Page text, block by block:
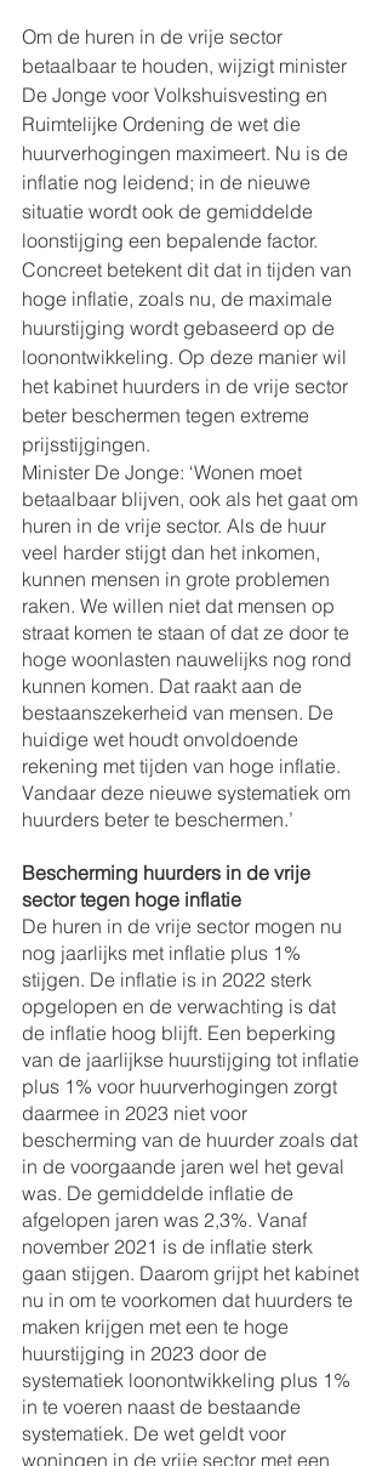
Om de huren in de vrije sector
betaalbaar te houden, wijzigt minister
De Jonge voor Volkshuisvesting en
Ruimtelijke Ordening de wet die
huurverhogingen maximeert. Nu is de
inflatie nog leidend; in de nieuwe
situatie wordt ook de gemiddelde
loonstijging een bepalende factor.
Concreet betekent dit dat in tijden van
hoge inflatie, zoals nu, de maximale
huurstijging wordt gebaseerd op de
loonontwikkeling. Op deze manier wil
het kabinet huurders in de vrije sector
beter beschermen tegen extreme
prijsstijgingen.
Minister De Jonge: ‘Wonen moet
betaalbaar blijven, ook als het gaat om
huren in de vrije sector. Als de huur
veel harder stijgt dan het inkomen,
kunnen mensen in grote problemen
raken. We willen niet dat mensen op
straat komen te staan of dat ze door te
hoge woonlasten nauwelijks nog rond
kunnen komen. Dat raakt aan de
bestaanszekerheid van mensen. De
huidige wet houdt onvoldoende
rekening met tijden van hoge inflatie.
Vandaar deze nieuwe systematiek om
huurders beter te beschermen.’
Bescherming huurders in de vrije
sector tegen hoge inflatie
De huren in de vrije sector mogen nu
nog jaarlijks met inflatie plus 1%
stijgen. De inflatie is in 2022 sterk
opgelopen en de verwachting is dat
de inflatie hoog blijft. Een beperking
van de jaarlijkse huurstijging tot inflatie
plus 1% voor huurverhogingen zorgt
daarmee in 2023 niet voor
bescherming van de huurder zoals dat
in de voorgaande jaren wel het geval
was. De gemiddelde inflatie de
afgelopen jaren was 2,3%. Vanaf
november 2021 is de inflatie sterk
gaan stijgen. Daarom grijpt het kabinet
nu in om te voorkomen dat huurders te
maken krijgen met een te hoge
huurstijging in 2023 door de
systematiek loonontwikkeling plus 1%
in te voeren naast de bestaande
systematiek. De wet geldt voor
woningen in de vrije sector met een